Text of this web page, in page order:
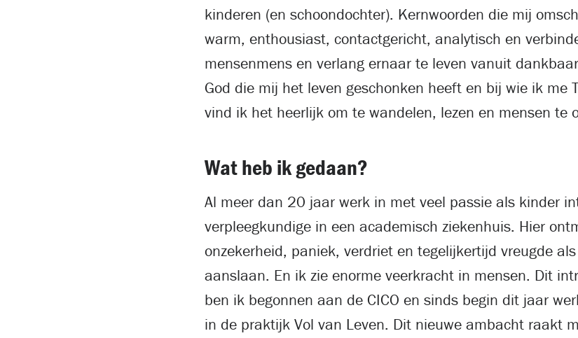
kinderen (en schoondochter). Kernwoorden die mij
warm, enthousiast, contactgericht, analytisch en
mensenmens en verlang ernaar te leven vanuit
God die mij het leven geschonken heeft en bij wie ik me
vind ik het heerlijk om te wandelen, lezen en mensen te
Wat heb ik gedaan?
Al meer dan 20 jaar werk in met veel passie als kinder
verpleegkundige in een academisch ziekenhuis. Hier
onzekerheid, paniek, verdriet en tegelijkertijd vreugde
aanslaan. En ik zie enorme veerkracht in mensen. Dit
ben ik begonnen aan de CICO en sinds begin dit jaar
in de praktijk Vol van Leven. Dit nieuwe ambacht raakt